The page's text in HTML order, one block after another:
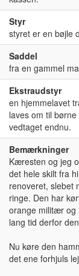
Styr
styret er en bøjle
Saddel
fra en gammel
Ekstraudstyr
en hjemmelavet
laves om til
vedtaget endnu.
Bemærkninger
Kæresten og jeg
det hele skilt fra
renoveret, slebet
ringe. Den har
orange militær og
lang tid derfor
Nu køre den
det ene forhjuls